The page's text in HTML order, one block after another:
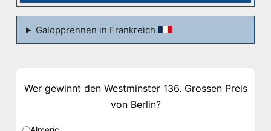
Galopprennen in Frankreich
Wer gewinnt den Westminster 136. Grossen Preis
von Berlin?